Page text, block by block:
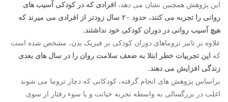
این پژوهش همچنین نشان می دهد، افرادی که در کودکی آسیب های
روانی را تجربه می کنند، حدود ۲۰ سال زودتر از افرادی می میرند که
هیچ آسیب روانی در دوران کودکی خود نداشتند.
علاوه بر تاثیر تروماهای دوران کودکی بر فیزیک بدن، مشخص شده است
که این تجربیات خطر ابتلا به ضعف سلامت روان را در سال های بعدی
زندگی افزایش می دهند.
براساس پژوهش های انجام گرفته، کودکانی که دچار تروما می شوند
اغلب در بزرگسالی به واسطه تجربه خیانت و یا سوء رفتار از سوی